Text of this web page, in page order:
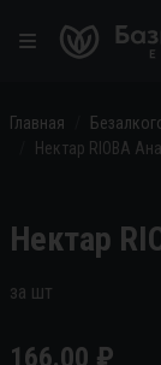
Главная
Нектар RIOBA
Нектар
за шт
166.00 ₽